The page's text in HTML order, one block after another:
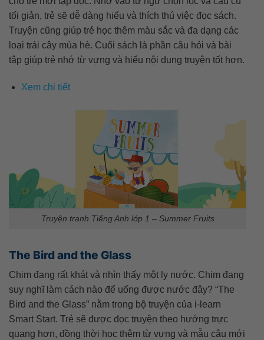
tối giản, trẻ sẽ dễ dàng hiểu và thích thú việc đọc sách.
Truyện cũng giúp trẻ học thêm màu sắc và đa dạng các
loại trái cây mùa hè. Cuối sách là phần câu hỏi và bài
tập giúp trẻ nhớ từ vựng và hiểu nội dung truyện tốt hơn.
Xem chi tiết
Truyện tranh Tiếng Anh lớp 1 – Summer Fruits
The Bird and the Glass
Chim đang rất khát và nhìn thấy một ly nước. Chim đang
suy nghĩ làm cách nào để uống được nước đây? “The
Bird and the Glass” nằm trong bộ truyện của i-learn
Smart Start. Trẻ sẽ được đọc truyện theo hướng trực
quang hơn, đồng thời học thêm từ vựng và mẫu câu mới